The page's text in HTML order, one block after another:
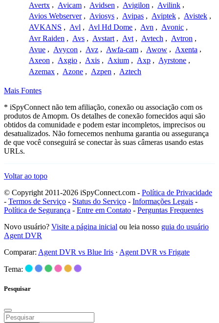
Avertx , Avicam , Avidsen , Avigilon , Avilink ,
Avios Webserver , Aviosys , Avipas , Aviptek , Avistek ,
AVKANS , Avl , Avl Hd Dome , Avn , Avonic ,
Avr Raiden , Avs , Avstart , Avt , Avtech , Avtron ,
Avue , Avycon , Avz , Awfa-cam , Awow , Axenta ,
Axeon , Axgio , Axis , Axium , Axp , Ayrstone ,
Azemax , Azone , Azpen , Aztech
Mais Fontes
* iSpyConnect não tem afiliação, conexão ou associação com os
produtos de Amopm. Os detalhes de conexão fornecidos aqui são
obtidos da comunidade e podem estar incompletos, imprecisos ou
desatualizados. Não fornecemos nenhuma garantia ou assegurança
de que você conseguirá se conectar às suas câmeras usando estas
URLs.
Voltar ao topo
© Copyright 2011-2026 iSpyConnect.com - Política de Privacidade
- Termos de Serviço - Status do Serviço - Informações Legais -
Política de Segurança - Entre em Contato - Perguntas Frequentes
Novo usuário? Visite a página inicial ou leia nosso guia do usuário
Agent DVR
Comparar: Agent DVR vs Blue Iris · Agent DVR vs Frigate
Tema:
Pesquisar